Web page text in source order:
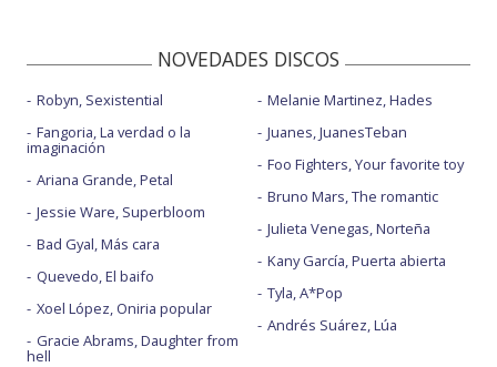
NOVEDADES DISCOS
Robyn, Sexistential
Fangoria, La verdad o la
imaginación
Ariana Grande, Petal
Jessie Ware, Superbloom
Bad Gyal, Más cara
Quevedo, El baifo
Xoel López, Oniria popular
Gracie Abrams, Daughter from
hell
Melanie Martinez, Hades
Juanes, JuanesTeban
Foo Fighters, Your favorite toy
Bruno Mars, The romantic
Julieta Venegas, Norteña
Kany García, Puerta abierta
Tyla, A*Pop
Andrés Suárez, Lúa